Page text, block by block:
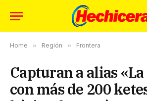
Home » Región » Frontera
Capturan a alias «La
con más de 200